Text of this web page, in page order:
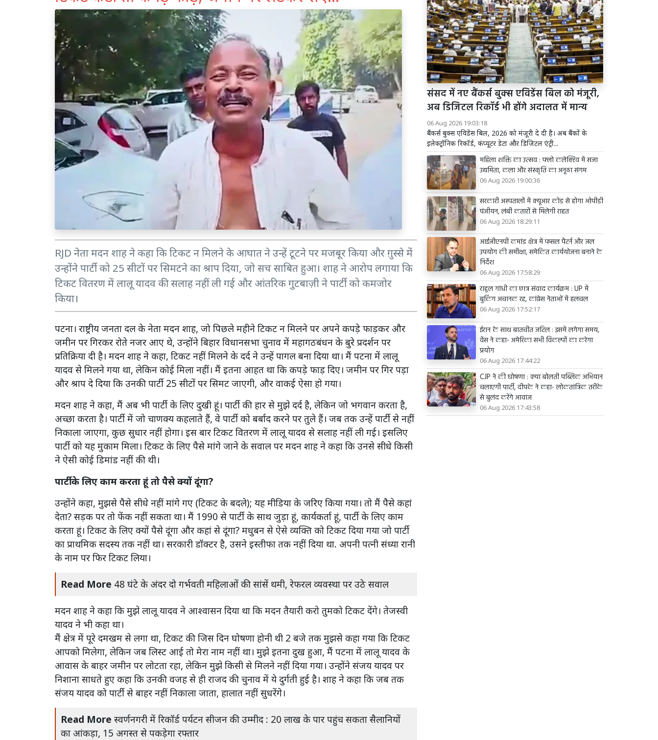
RJD नेता मदन शाह ने कहा कि टिकट न मिलने के आघात ने उन्हें टूटने पर मजबूर किया और ग़ुस्से में
उन्होंने पार्टी को 25 सीटों पर सिमटने का श्राप दिया, जो सच साबित हुआ। शाह ने आरोप लगाया कि
टिकट वितरण में लालू यादव की सलाह नहीं ली गई और आंतरिक गुटबाज़ी ने पार्टी को कमजोर
किया।
पटना। राष्ट्रीय जनता दल के नेता मदन शाह, जो पिछले महीने टिकट न मिलने पर अपने कपड़े फाड़कर और
जमीन पर गिरकर रोते नजर आए थे, उन्होंने बिहार विधानसभा चुनाव में महागठबंधन के बुरे प्रदर्शन पर
प्रतिक्रिया दी है। मदन शाह ने कहा, टिकट नहीं मिलने के दर्द ने उन्हें पागल बना दिया था। मैं पटना में लालू
यादव से मिलने गया था, लेकिन कोई मिला नहीं। मैं इतना आहत था कि कपड़े फाड़ दिए। जमीन पर गिर पड़ा
और श्राप दे दिया कि उनकी पार्टी 25 सीटों पर सिमट जाएगी, और वाकई ऐसा हो गया।
मदन शाह ने कहा, मैं अब भी पार्टी के लिए दुखी हूं। पार्टी की हार से मुझे दर्द है, लेकिन जो भगवान करता है,
अच्छा करता है। पार्टी में जो चाणक्य कहलाते हैं, वे पार्टी को बर्बाद करने पर तुले हैं। जब तक उन्हें पार्टी से नहीं
निकाला जाएगा, कुछ सुधार नहीं होगा। इस बार टिकट वितरण में लालू यादव से सलाह नहीं ली गई। इसलिए
पार्टी को यह मुकाम मिला। टिकट के लिए पैसे मांगे जाने के सवाल पर मदन शाह ने कहा कि उनसे सीधे किसी
ने ऐसी कोई डिमांड नहीं की थी।
पार्टी के लिए काम करता हूं तो पैसे क्यों दूंगा?
उन्होंने कहा, मुझसे पैसे सीधे नहीं मांगे गए (टिकट के बदले); यह मीडिया के जरिए किया गया। तो मैं पैसे कहां
देता? सड़क पर तो फेंक नहीं सकता था। मैं 1990 से पार्टी के साथ जुड़ा हूं, कार्यकर्ता हूं, पार्टी के लिए काम
करता हूं। टिकट के लिए क्यों पैसे दूंगा और कहां से दूंगा? मधुबन से ऐसे व्यक्ति को टिकट दिया गया जो पार्टी
का प्राथमिक सदस्य तक नहीं था। सरकारी डॉक्टर है, उसने इस्तीफा तक नहीं दिया था. अपनी पत्नी संध्या रानी
के नाम पर फिर टिकट लिया।
Read More 48 घंटे के अंदर दो गर्भवती महिलाओं की सांसें थमी, रेफरल व्यवस्था पर उठे सवाल
मदन शाह ने कहा कि मुझे लालू यादव ने आश्वासन दिया था कि मदन तैयारी करो तुमको टिकट देंगे। तेजस्वी
यादव ने भी कहा था।
मैं क्षेत्र में पूरे दमखम से लगा था, टिकट की जिस दिन घोषणा होनी थी 2 बजे तक मुझसे कहा गया कि टिकट
आपको मिलेगा, लेकिन जब लिस्ट आई तो मेरा नाम नहीं था। मुझे इतना दुख हुआ, मैं पटना में लालू यादव के
आवास के बाहर जमीन पर लोटता रहा, लेकिन मुझे किसी से मिलने नहीं दिया गया। उन्होंने संजय यादव पर
निशाना साधते हुए कहा कि उनकी वजह से ही राजद की चुनाव में ये दुर्गती हुई है। शाह ने कहा कि जब तक
संजय यादव को पार्टी से बाहर नहीं निकाला जाता, हालात नहीं सुधरेंगे।
Read More स्वर्णनगरी में रिकॉर्ड पर्यटन सीजन की उम्मीद : 20 लाख के पार पहुंच सकता सैलानियों
का आंकड़ा, 15 अगस्त से पकड़ेगा रफ्तार
संसद में नए बैंकर्स बुक्स एविडेंस बिल को मंजूरी,
अब डिजिटल रिकॉर्ड भी होंगे अदालत में मान्य
06 Aug 2026 19:03:18
बैंकर्स बुक्स एविडेंस बिल, 2026 को मंजूरी दे दी है। अब बैंकों के
इलेक्ट्रॉनिक रिकॉर्ड, कंप्यूटर डेटा और डिजिटल एंट्री...
महिला शक्ति का उत्सव : फ्लो कलेक्टिव में सजा
उद्यमिता, कला और संस्कृति का अनूठा संगम
06 Aug 2026 19:00:36
सरकारी अस्पतालों में क्यूआर कोड से होगा ओपीडी
पंजीयन, लंबी कतारों से मिलेगी राहत
06 Aug 2026 18:29:11
आईजीएनपी कमांड क्षेत्र में फसल पैटर्न और जल
उपयोग की समीक्षा, समेकित कार्ययोजना बनाने के
निर्देश
06 Aug 2026 17:58:29
राहुल गांधी का छात्र संवाद कार्यक्रम : UP में
बुकिंग अचानक रद्द, कांग्रेस नेताओं में हलचल
06 Aug 2026 17:52:17
ईरान के साथ बातचीत जटिल : इसमें लगेगा समय,
वेंस ने कहा- अमेरिका सभी विकल्पों का करेगा
प्रयोग
06 Aug 2026 17:44:22
CJP ने की घोषणा : क्या बोलती पब्लिक अभियान
चलाएगी पार्टी, दीपके ने कहा- लोकतांत्रिक तरीके
से बुलंद करेंगे आवाज
06 Aug 2026 17:43:58